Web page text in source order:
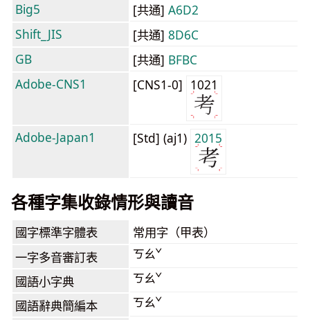
Big5 [共通] A6D2
Shift_JIS
[共通] 8D6C
GB
[共通] BFBC
Adobe-CNS1
[CNS1-0] 1021
Adobe-Japan1 [Std] (aj1) 2015
各種字集收錄情形與讀音
國字標準字體表 常用字（甲表）
一字多音審訂表 ㄎㄠˇ
國語小字典 ㄎㄠˇ
國語辭典簡編本 ㄎㄠˇ